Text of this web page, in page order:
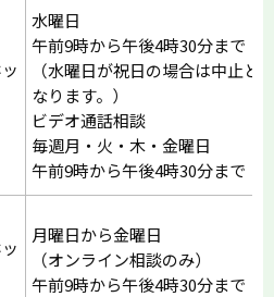
水曜日
午前9時から午後4時30分まで
（水曜日が祝日の場合は中止と
なります。）
ビデオ通話相談
毎週月・火・木・金曜日
午前9時から午後4時30分まで
月曜日から金曜日
（オンライン相談のみ）
午前9時から午後4時30分まで